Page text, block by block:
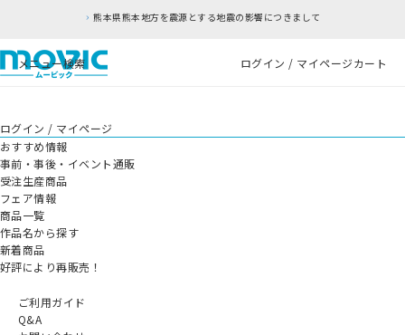
熊本県熊本地方を震源とする地震の影響につきまして
メニュー検索 ログイン / マイページカート
ログイン / マイページ
おすすめ情報
事前・事後・イベント通販
受注生産商品
フェア情報
商品一覧
作品名から探す
新着商品
好評により再販売！
ご利用ガイド
Q&A